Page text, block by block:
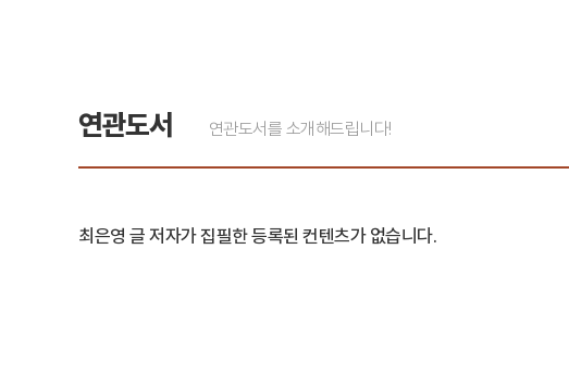
연관도서 연관도서를 소개해드립니다!
최은영 글 저자가 집필한 등록된 컨텐츠가 없습니다.